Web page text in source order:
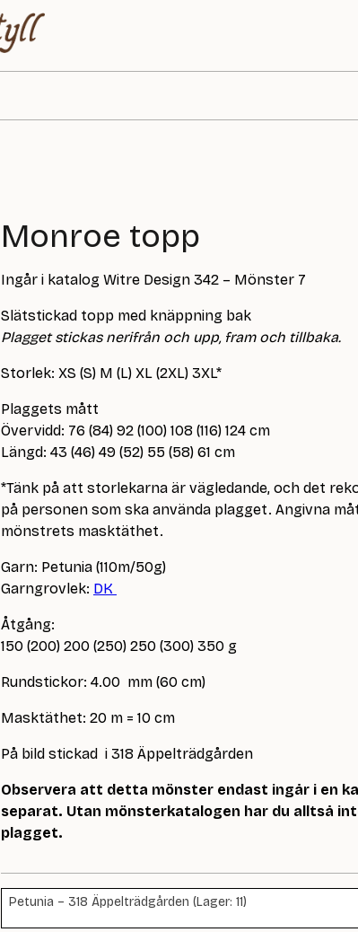
Monroe topp
Ingår i katalog Witre Design 342 – Mönster 7
Slätstickad topp med knäppning bak
Plagget stickas nerifrån och upp, fram och tillbaka.
Storlek: XS (S) M (L) XL (2XL) 3XL*
Plaggets mått
Övervidd: 76 (84) 92 (100) 108 (116) 124 cm
Längd: 43 (46) 49 (52) 55 (58) 61 cm
*Tänk på att storlekarna är vägledande, och det
på personen som ska använda plagget. Angivna
mönstrets masktäthet.
Garn: Petunia (110m/50g)
Garngrovlek: DK
Åtgång:
150 (200) 200 (250) 250 (300) 350 g
Rundstickor: 4.00 mm (60 cm)
Masktäthet: 20 m = 10 cm
På bild stickad i 318 Äppelträdgården
Observera att detta mönster endast ingår i en
separat. Utan mönsterkatalogen har du alltså
plagget.
Petunia – 318 Äppelträdgården (Lager: 11)